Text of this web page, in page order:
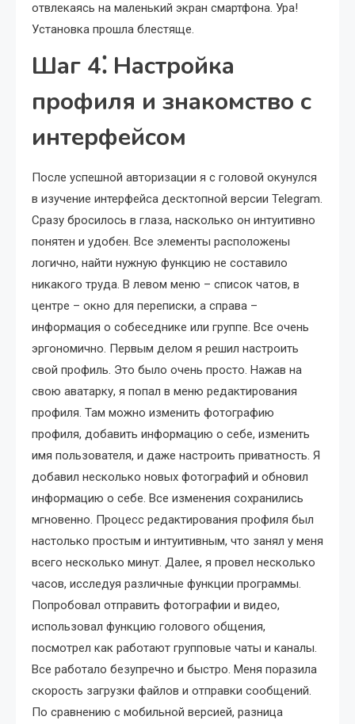
отвлекаясь на маленький экран смартфона. Ура!
Установка прошла блестяще.
Шаг 4⁚ Настройка
профиля и знакомство с
интерфейсом
После успешной авторизации я с головой окунулся
в изучение интерфейса десктопной версии Telegram.
Сразу бросилось в глаза, насколько он интуитивно
понятен и удобен. Все элементы расположены
логично, найти нужную функцию не составило
никакого труда. В левом меню – список чатов, в
центре – окно для переписки, а справа –
информация о собеседнике или группе. Все очень
эргономично. Первым делом я решил настроить
свой профиль. Это было очень просто. Нажав на
свою аватарку, я попал в меню редактирования
профиля. Там можно изменить фотографию
профиля, добавить информацию о себе, изменить
имя пользователя, и даже настроить приватность. Я
добавил несколько новых фотографий и обновил
информацию о себе. Все изменения сохранились
мгновенно. Процесс редактирования профиля был
настолько простым и интуитивным, что занял у меня
всего несколько минут. Далее, я провел несколько
часов, исследуя различные функции программы.
Попробовал отправить фотографии и видео,
использовал функцию голового общения,
посмотрел как работают групповые чаты и каналы.
Все работало безупречно и быстро. Меня поразила
скорость загрузки файлов и отправки сообщений.
По сравнению с мобильной версией, разница